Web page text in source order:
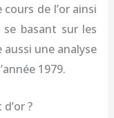
de l’or ainsi
basant sur les
une analyse
1979.
?